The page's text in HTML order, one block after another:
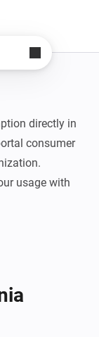
directly in
consumer
usage with